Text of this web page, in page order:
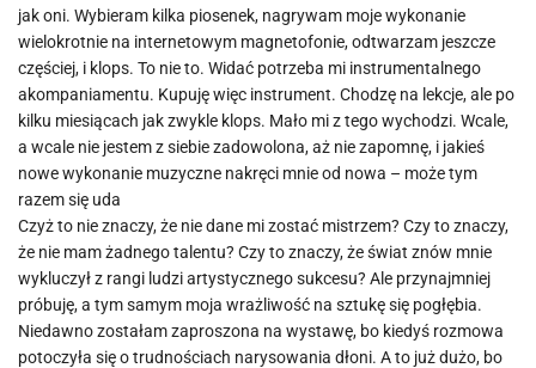
jak oni. Wybieram kilka piosenek, nagrywam moje wykonanie
wielokrotnie na internetowym magnetofonie, odtwarzam jeszcze
częściej, i klops. To nie to. Widać potrzeba mi instrumentalnego
akompaniamentu. Kupuję więc instrument. Chodzę na lekcje, ale po
kilku miesiącach jak zwykle klops. Mało mi z tego wychodzi. Wcale,
a wcale nie jestem z siebie zadowolona, aż nie zapomnę, i jakieś
nowe wykonanie muzyczne nakręci mnie od nowa – może tym
razem się uda
Czyż to nie znaczy, że nie dane mi zostać mistrzem? Czy to znaczy,
że nie mam żadnego talentu? Czy to znaczy, że świat znów mnie
wykluczył z rangi ludzi artystycznego sukcesu? Ale przynajmniej
próbuję, a tym samym moja wrażliwość na sztukę się pogłębia.
Niedawno zostałam zaproszona na wystawę, bo kiedyś rozmowa
potoczyła się o trudnościach narysowania dłoni. A to już dużo, bo